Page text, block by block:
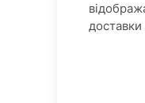
доставки